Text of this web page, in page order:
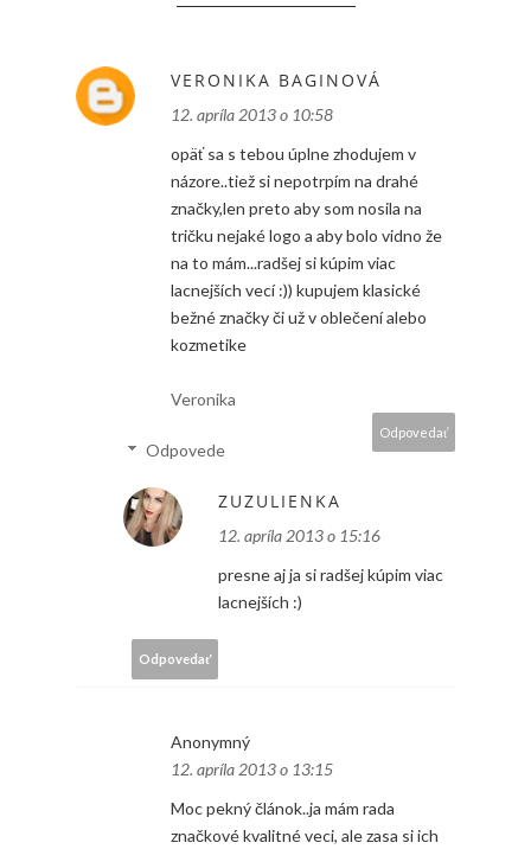
VERONIKA BAGINOVÁ
12. apríla 2013 o 10:58
opäť sa s tebou úplne zhodujem v
názore..tiež si nepotrpím na drahé
značky,len preto aby som nosila na
tričku nejaké logo a aby bolo vidno že
na to mám...radšej si kúpim viac
lacnejších vecí :)) kupujem klasické
bežné značky či už v oblečení alebo
kozmetike
Veronika
Odpovedať
Odpovede
ZUZULIENKA
12. apríla 2013 o 15:16
presne aj ja si radšej kúpim viac
lacnejších :)
Odpovedať
Anonymný
12. apríla 2013 o 13:15
Moc pekný článok..ja mám rada
značkové kvalitné veci, ale zasa si ich